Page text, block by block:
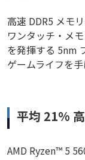
高速 DDR5 メモ
ワンタッチ・メ
を発揮する 5nm
ゲームライフを
平均 21%
AMD Ryzen™ 5